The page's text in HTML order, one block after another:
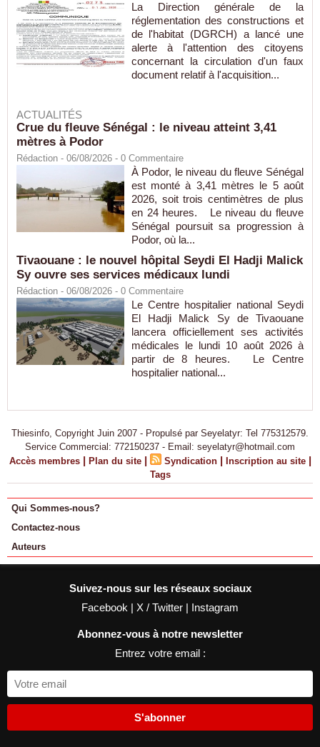
La Direction générale de la
réglementation des constructions et
de l'habitat (DGRCH) a lancé une
alerte à l'attention des citoyens
concernant la circulation d'un faux
document relatif à l'acquisition...
ACTUALITÉS
Crue du fleuve Sénégal : le niveau atteint 3,41
mètres à Podor
Rédaction - 06/08/2026 - 0 Commentaire
À Podor, le niveau du fleuve Sénégal
est monté à 3,41 mètres le 5 août
2026, soit trois centimètres de plus
en 24 heures. Le niveau du fleuve
Sénégal poursuit sa progression à
Podor, où la...
Tivaouane : le nouvel hôpital Seydi El Hadji Malick
Sy ouvre ses services médicaux lundi
Rédaction - 06/08/2026 - 0 Commentaire
Le Centre hospitalier national Seydi
El Hadji Malick Sy de Tivaouane
lancera officiellement ses activités
médicales le lundi 10 août 2026 à
partir de 8 heures. Le Centre
hospitalier national...
Thiesinfo, Copyright Juin 2007 - Propulsé par Seyelatyr: Tel 775312579.
Service Commercial: 772150237 - Email: seyelatyr@hotmail.com
Accès membres | Plan du site | Syndication | Inscription au site |
Tags
Qui Sommes-nous?
Contactez-nous
Auteurs
Suivez-nous sur les réseaux sociaux
Facebook | X / Twitter | Instagram
Abonnez-vous à notre newsletter
Entrez votre email :
S'abonner